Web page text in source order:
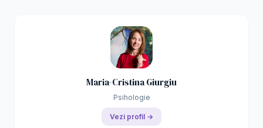
Maria-Cristina Giurgiu
Psihologie
Vezi profil →